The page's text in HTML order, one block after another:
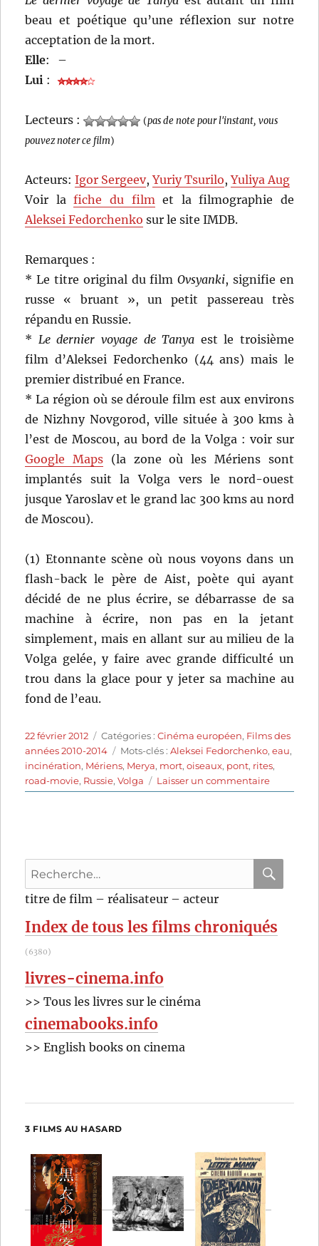
beau et poétique qu’une réflexion sur notre
acceptation de la mort.
Elle:
–
Lui :
Lecteurs : (pas de note pour l'instant, vous
pouvez noter ce film)
Acteurs:Igor Sergeev,Yuriy Tsurilo,Yuliya Aug
Voir lafiche du filmet la filmographie de
Aleksei Fedorchenko sur le site IMDB.
Remarques :
* Le titre original du filmOvsyanki, signifie en
russe « bruant », un petit passereau très
répandu en Russie.
* Le dernier voyage de Tanya est le troisième
film d’Aleksei Fedorchenko (44 ans) mais le
premier distribué en France.
* La région où se déroule film est aux environs
de Nizhny Novgorod, ville située à 300 kms à
l’est de Moscou, au bord de la Volga : voir sur
Google Maps (la zone où les Mériens sont
implantés suit la Volga vers le nord-ouest
jusque Yaroslav et le grand lac 300 kms au nord
de Moscou).
(1) Etonnante scène où nous voyons dans un
flash-back le père de Aist, poète qui ayant
décidé de ne plus écrire, se débarrasse de sa
machine à écrire, non pas en la jetant
simplement, mais en allant sur au milieu de la
Volga gelée, y faire avec grande difficulté un
trou dans la glace pour y jeter sa machine au
fond de l’eau.
Publié
le
22 février 2012 Catégories
Catégories :Cinéma européen, Films des
années 2010-2014
Étiquettes
Mots-clés :Aleksei Fedorchenko,eau,
incinération, Mériens, Merya, mort,oiseaux, pont, rites,
road-movie, Russie,Volga Laisser un commentairesur
Le
(2010)
Recherche
pour
titre de film – réalisateur – acteur
Index de tous les films chroniqués
(6380)
livres-cinema.info
>> Tous les livres sur le cinéma
cinemabooks.info
>> English books on cinema
3 FILMS AU HASARD